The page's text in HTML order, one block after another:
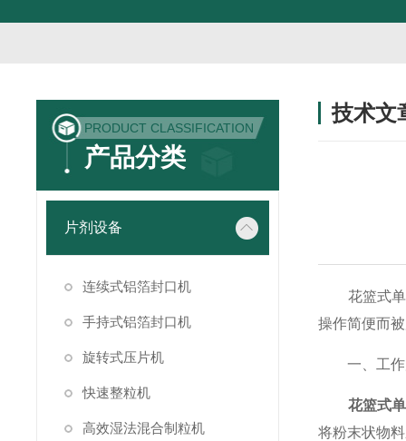
PRODUCT CLASSIFICATION
产品分类
片剂设备
连续式铝箔封口机
手持式铝箔封口机
旋转式压片机
快速整粒机
高效湿法混合制粒机
技术文
花篮式单冲
操作简便而
一、工作
花篮式
将粉末状物